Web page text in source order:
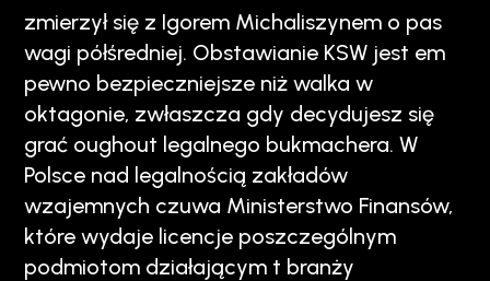
zmierzył się z Igorem Michaliszynem o pas
wagi półśredniej. Obstawianie KSW jest em
pewno bezpieczniejsze niż walka w
oktagonie, zwłaszcza gdy decydujesz się
grać oughout legalnego bukmachera. W
Polsce nad legalnością zakładów
wzajemnych czuwa Ministerstwo Finansów,
które wydaje licencje poszczególnym
podmiotom działającym t branży